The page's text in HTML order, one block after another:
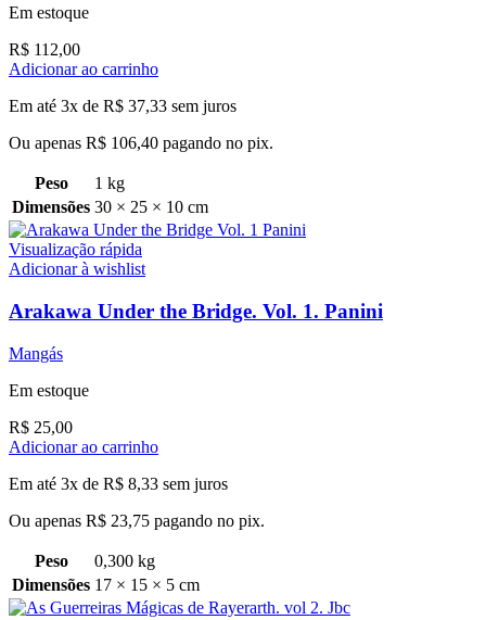
Em estoque
R$ 112,00
Adicionar ao carrinho
Em até 3x de R$ 37,33 sem juros
Ou apenas R$ 106,40 pagando no pix.
Peso
1 kg
Dimensões 30 × 25 × 10 cm
Visualização rápida
Adicionar à wishlist
Arakawa Under the Bridge. Vol. 1. Panini
Mangás
Em estoque
R$ 25,00
Adicionar ao carrinho
Em até 3x de R$ 8,33 sem juros
Ou apenas R$ 23,75 pagando no pix.
Peso
0,300 kg
Dimensões 17 × 15 × 5 cm